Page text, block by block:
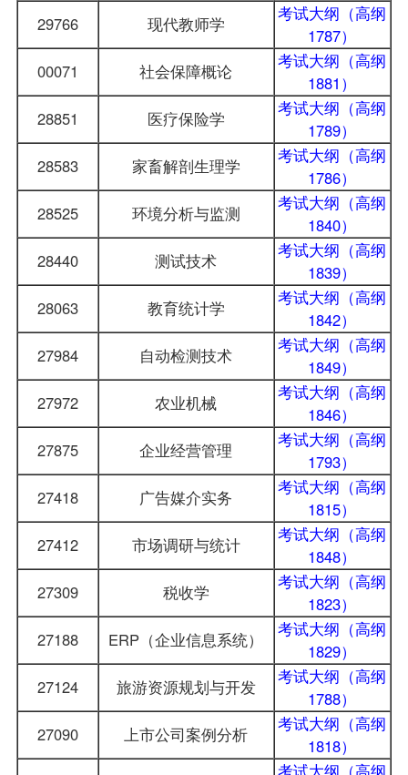
29766
现代教师学
考试大纲（高纲
1787）
00071
社会保障概论
考试大纲（高纲
1881）
28851
医疗保险学
考试大纲（高纲
1789）
28583
家畜解剖生理学
考试大纲（高纲
1786）
28525
环境分析与监测
考试大纲（高纲
1840）
28440
测试技术
考试大纲（高纲
1839）
28063
教育统计学
考试大纲（高纲
1842）
27984
自动检测技术
考试大纲（高纲
1849）
27972
农业机械
考试大纲（高纲
1846）
27875
企业经营管理
考试大纲（高纲
1793）
27418
广告媒介实务
考试大纲（高纲
1815）
27412
市场调研与统计
考试大纲（高纲
1848）
27309
税收学
考试大纲（高纲
1823）
27188
ERP（企业信息系统）
考试大纲（高纲
1829）
27124
旅游资源规划与开发
考试大纲（高纲
1788）
27090
上市公司案例分析
考试大纲（高纲
1818）
考试大纲（高纲